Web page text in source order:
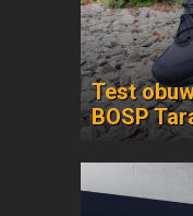
Test
BOSP